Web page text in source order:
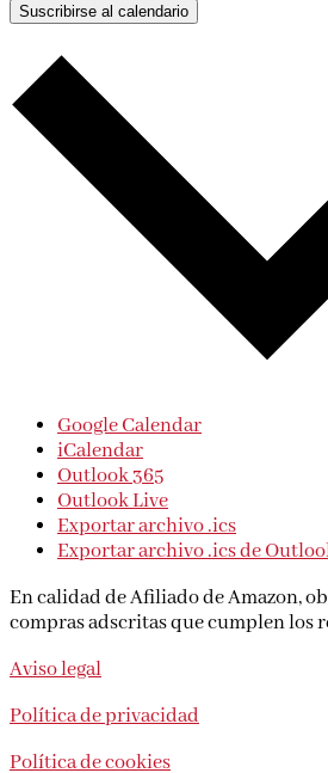
Suscribirse al calendario
Google Calendar
iCalendar
Outlook 365
Outlook Live
Exportar archivo .ics
Exportar archivo .ics de
En calidad de Afiliado de Amazon,
compras adscritas que cumplen los
Aviso legal
Política de privacidad
Política de cookies